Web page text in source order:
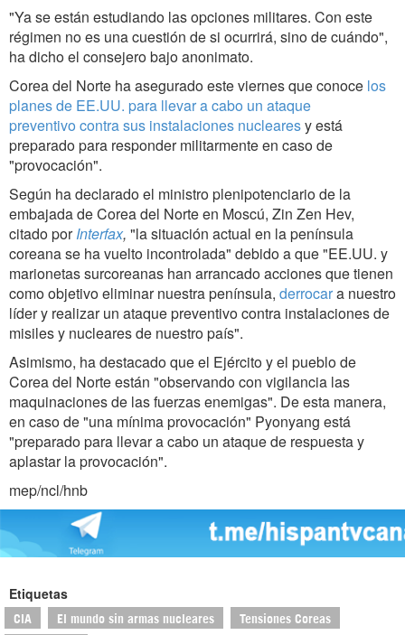
"Ya se están estudiando las opciones militares. Con este
régimen no es una cuestión de si ocurrirá, sino de cuándo",
ha dicho el consejero bajo anonimato.
Corea del Norte ha asegurado este viernes que conoce los
planes de EE.UU. para llevar a cabo un ataque
preventivo contra sus instalaciones nuclearesy está
preparado para responder militarmente en caso de
"provocación".
Según ha declarado el ministro plenipotenciario de la
embajada de Corea del Norte en Moscú, Zin Zen Hev,
citado por Interfax, "la situación actual en la península
coreana se ha vuelto incontrolada" debido a que "EE.UU. y
marionetas surcoreanas han arrancado acciones que tienen
como objetivo eliminar nuestra península, derrocara nuestro
líder y realizar un ataque preventivo contra instalaciones de
misiles y nucleares de nuestro país".
Asimismo, ha destacado que el Ejército y el pueblo de
Corea del Norte están "observando con vigilancia las
maquinaciones de las fuerzas enemigas". De esta manera,
en caso de "una mínima provocación" Pyonyang está
"preparado para llevar a cabo un ataque de respuesta y
aplastar la provocación".
mep/ncl/hnb
Etiquetas
CIA El mundo sin armas nucleares Tensiones Coreas